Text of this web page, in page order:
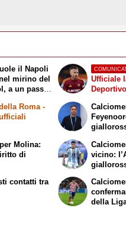
il Napoli
mirino del
a un passo
Roma-
Ufficiale
Deportivo
Molina:
di
contatti tra
vicino:
della